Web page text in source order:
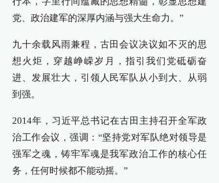
党、政治建军的深厚内涵与强大生命力。”
九十余载风雨兼程，古田会议决议如不灭的思
想火炬，穿越峥嵘岁月，指引我们党砥砺奋
进、发展壮大，引领人民军队从小到大、从弱
到强。
2014年，习近平总书记在古田主持召开全军政
治工作会议，强调：“坚持党对军队绝对领导是
强军之魂，铸牢军魂是我军政治工作的核心任
务，任何时候都不能动摇。”